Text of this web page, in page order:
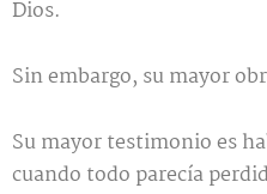
Dios.
Sin embargo, su mayor
Su mayor testimonio es
cuando todo parecía